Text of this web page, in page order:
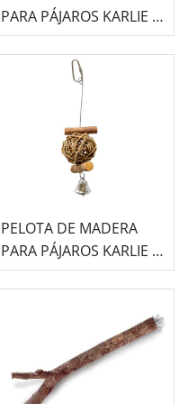
PARA PÁJAROS KARLIE -
34CM x 10CM
PELOTA DE MADERA
PARA PÁJAROS KARLIE -
5CM